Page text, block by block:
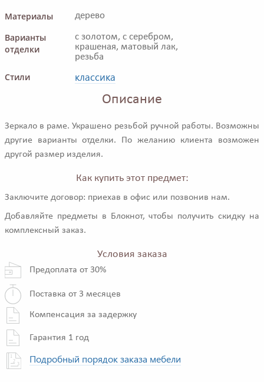
Материалы дерево
Варианты
отделки
с золотом, с серебром,
крашеная, матовый лак,
резьба
Стили классика
Описание
Зеркало в раме. Украшено резьбой ручной работы. Возможны
другие варианты отделки. По желанию клиента возможен
другой размер изделия.
Как купить этот предмет:
Заключите договор: приехав в офис или позвонив нам.
Добавляйте предметы в Блокнот, чтобы получить скидку на
комплексный заказ.
Условия заказа
Предоплата от 30%
Поставка от 3 месяцев
Компенсация за задержку
Гарантия 1 год
Подробный порядок заказа мебели